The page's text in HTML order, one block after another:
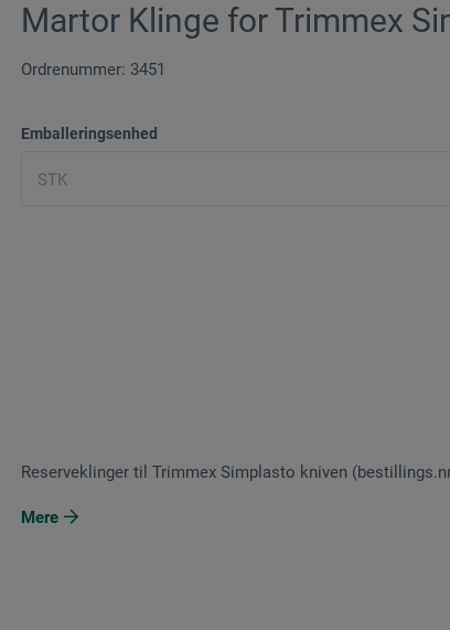
Martor Klinge for Trimmex
Ordrenummer: 3451
Emballeringsenhed
Reserveklinger til Trimmex Simplasto kniven
Mere